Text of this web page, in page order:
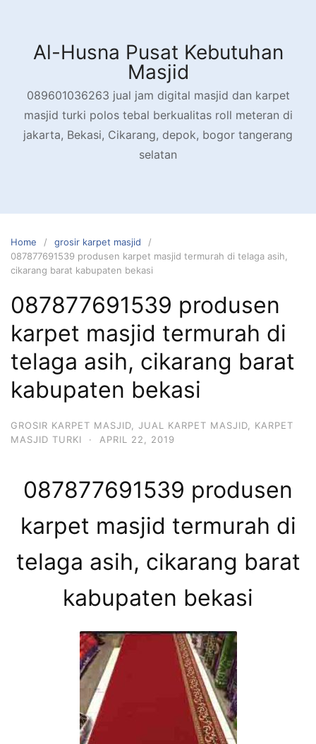
contentAl-Husna Pusat Kebutuhan
Masjid
089601036263 jual jam digital masjid dan karpet
masjid turki polos tebal berkualitas roll meteran di
jakarta, Bekasi, Cikarang, depok, bogor tangerang
selatan
Home
grosir karpet masjid
087877691539 produsen karpet masjid termurah di telaga asih,
cikarang barat kabupaten bekasi
087877691539 produsen
karpet masjid termurah di
telaga asih, cikarang barat
kabupaten bekasi
GROSIR KARPET MASJID JUAL KARPET MASJID
KARPET
MASJID TURKI
· APRIL 22, 2019
087877691539 produsen
karpet masjid termurah di
telaga asih, cikarang barat
kabupaten bekasi